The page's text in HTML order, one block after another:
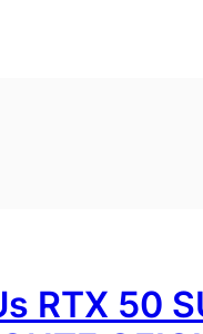
RTX 50